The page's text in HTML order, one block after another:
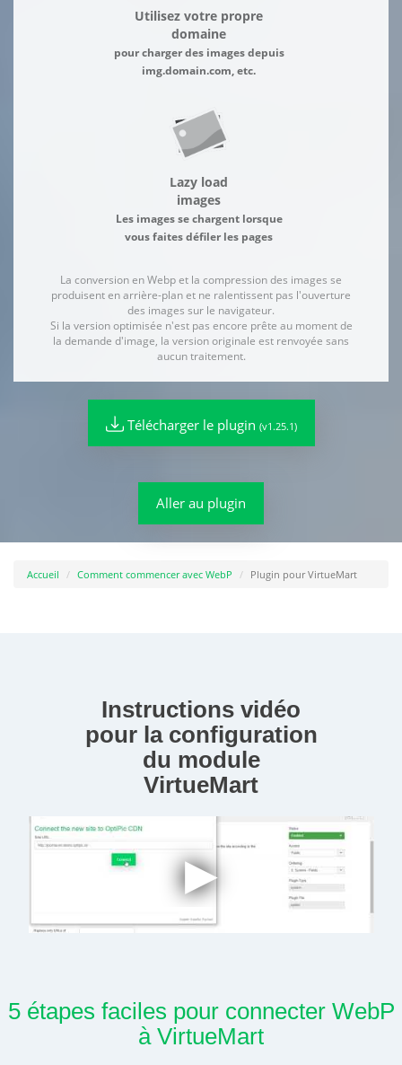
Utilisez votre propre
domaine
pour charger des images depuis
img.domain.com, etc.
Lazy load
images
Les images se chargent lorsque
vous faites défiler les pages
La conversion en Webp et la compression des images se
produisent en arrière-plan et ne ralentissent pas l'ouverture
des images sur le navigateur.
Si la version optimisée n'est pas encore prête au moment de
la demande d'image, la version originale est renvoyée sans
aucun traitement.
Télécharger le plugin (v1.25.1)
Aller au plugin
Accueil Comment commencer avec WebP Plugin pour VirtueMart
Instructions vidéo
pour la configuration
du module
VirtueMart
5 étapes faciles pour connecter WebP
à VirtueMart